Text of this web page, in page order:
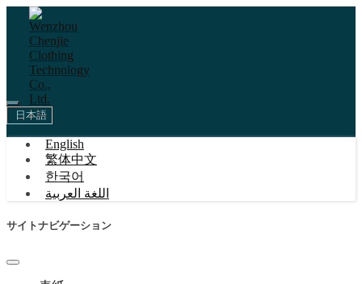
日本語
English
繁体中文
한국어
اللغة العربية
サイトナビゲーション